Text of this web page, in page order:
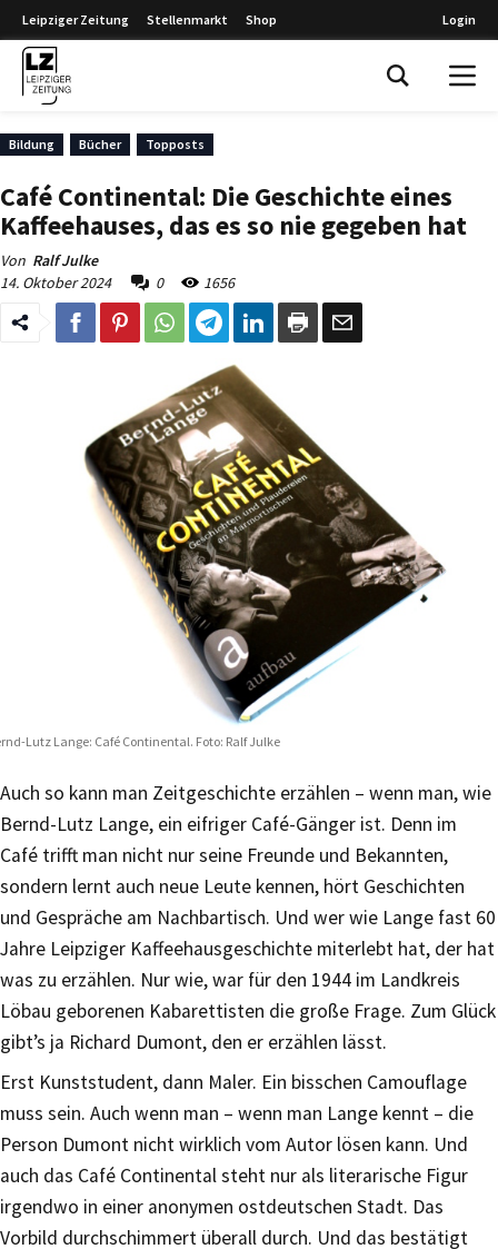
Leipziger Zeitung Stellenmarkt Shop Login
Bildung Bücher Topposts
Café Continental: Die Geschichte eines
Kaffeehauses, das es so nie gegeben hat
Von Ralf Julke
14. Oktober 2024
0 1656
Lutz Lange: Café Continental. Foto: Ralf Julke
Auch so kann man Zeitgeschichte erzählen – wenn man, wie
Bernd-Lutz Lange, ein eifriger Café-Gänger ist. Denn im
Café trifft man nicht nur seine Freunde und Bekannten,
sondern lernt auch neue Leute kennen, hört Geschichten
und Gespräche am Nachbartisch. Und wer wie Lange fast 60
Jahre Leipziger Kaffeehausgeschichte miterlebt hat, der hat
was zu erzählen. Nur wie, war für den 1944 im Landkreis
Löbau geborenen Kabarettisten die große Frage. Zum Glück
gibt’s ja Richard Dumont, den er erzählen lässt.
Erst Kunststudent, dann Maler. Ein bisschen Camouflage
muss sein. Auch wenn man – wenn man Lange kennt – die
Person Dumont nicht wirklich vom Autor lösen kann. Und
auch das Café Continental steht nur als literarische Figur
irgendwo in einer anonymen ostdeutschen Stadt. Das
Vorbild durchschimmert überall durch. Und das bestätigt